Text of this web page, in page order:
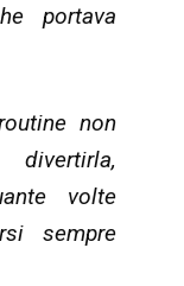
portava
non
volte
sempre